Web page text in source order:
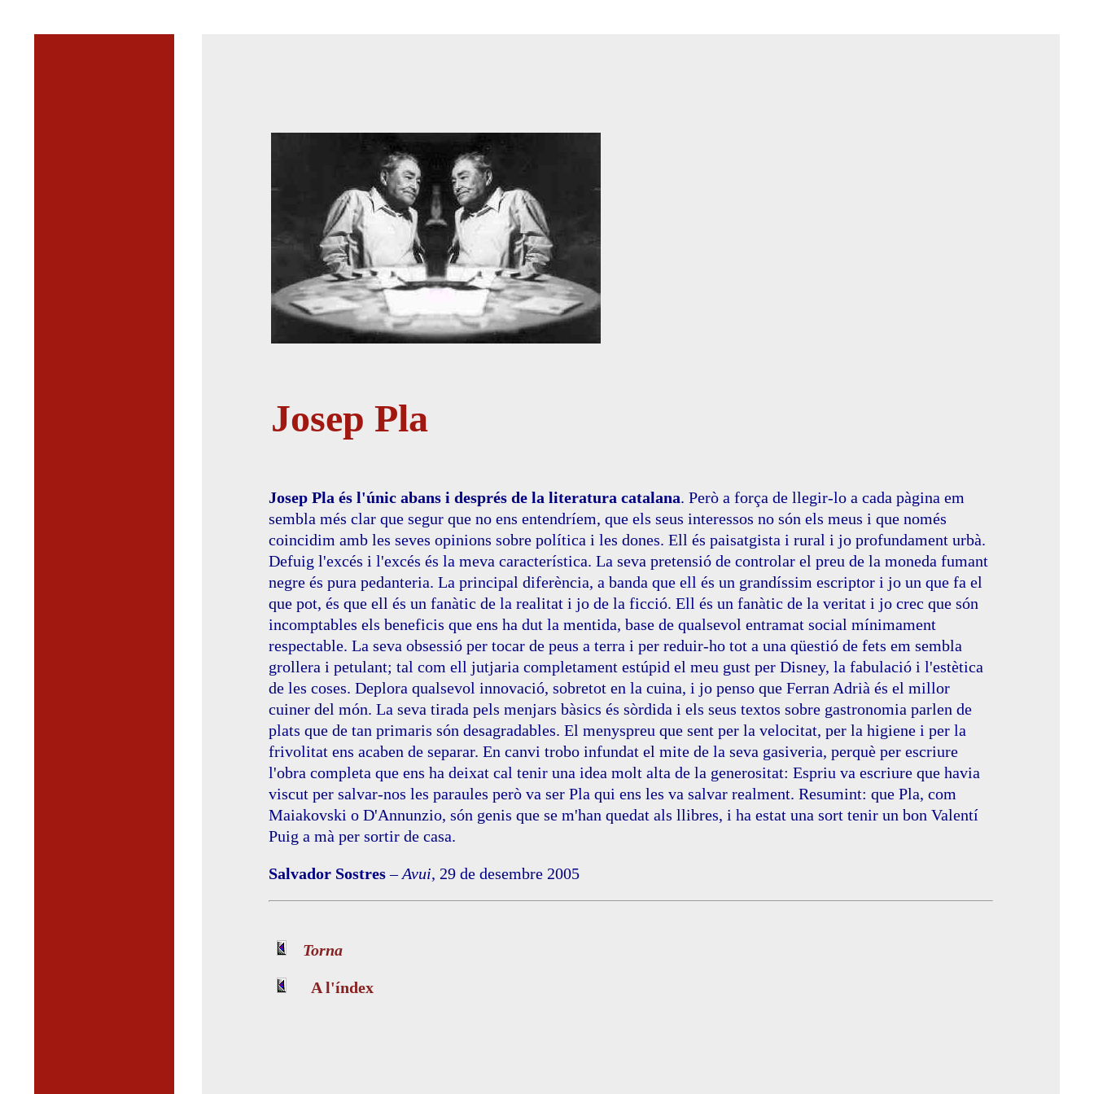
Josep Pla
Josep Pla és l'únic abans i després de la literatura catalana. Però a força de llegir-lo a cada pàgina em
sembla més clar que segur que no ens entendríem, que els seus interessos no són els meus i que només
coincidim amb les seves opinions sobre política i les dones. Ell és paisatgista i rural i jo profundament urbà.
Defuig l'excés i l'excés és la meva característica. La seva pretensió de controlar el preu de la moneda fumant
negre és pura pedanteria. La principal diferència, a banda que ell és un grandíssim escriptor i jo un que fa el
que pot, és que ell és un fanàtic de la realitat i jo de la ficció. Ell és un fanàtic de la veritat i jo crec que són
incomptables els beneficis que ens ha dut la mentida, base de qualsevol entramat social mínimament
respectable. La seva obsessió per tocar de peus a terra i per reduir-ho tot a una qüestió de fets em sembla
grollera i petulant; tal com ell jutjaria completament estúpid el meu gust per Disney, la fabulació i l'estètica
de les coses. Deplora qualsevol innovació, sobretot en la cuina, i jo penso que Ferran Adrià és el millor
cuiner del món. La seva tirada pels menjars bàsics és sòrdida i els seus textos sobre gastronomia parlen de
plats que de tan primaris són desagradables. El menyspreu que sent per la velocitat, per la higiene i per la
frivolitat ens acaben de separar. En canvi trobo infundat el mite de la seva gasiveria, perquè per escriure
l'obra completa que ens ha deixat cal tenir una idea molt alta de la generositat: Espriu va escriure que havia
viscut per salvar-nos les paraules però va ser Pla qui ens les va salvar realment. Resumint: que Pla, com
Maiakovski o D'Annunzio, són genis que se m'han quedat als llibres, i ha estat una sort tenir un bon Valentí
Puig a mà per sortir de casa.
Salvador Sostres–Avui, 29 de desembre 2005
Torna
A l'índex